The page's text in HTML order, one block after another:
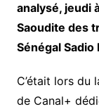
analysé, jeudi
Saoudite des
Sénégal
C’était lors du
de Canal+